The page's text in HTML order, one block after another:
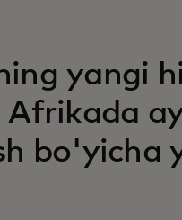
yangi
Afrikada
bo'yicha